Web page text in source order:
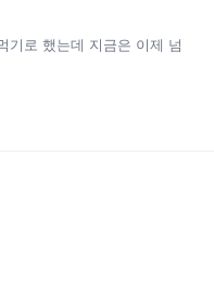
기로 했는데 지금은 이제 넘